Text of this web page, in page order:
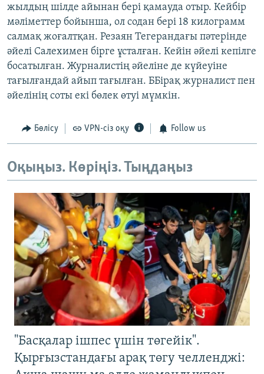
жылдың шілде айынан бері қамауда отыр. Кейбір
мәліметтер бойынша, ол содан бері 18 килограмм
салмақ жоғалтқан. Резаян Тегерандағы пәтерінде
әйелі Салехимен бірге ұсталған. Кейін әйелі кепілге
босатылған. Журналистің әйеліне де күйеуіне
тағылғандай айып тағылған. ББірақ журналист пен
әйелінің соты екі бөлек өтуі мүмкін.
Бөлісу VPN-сіз оқу Follow us
Оқыңыз. Көріңіз. Тыңдаңыз
"Басқалар ішпес үшін төгейік".
Қырғызстандағы арақ төгу челленджі: